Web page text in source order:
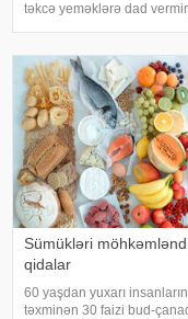
təkcə yeməklərə dad
tərkibindəki vitaminlər,
və antioksidantlar
Sümükləri
qidalar
60 yaşdan yuxarı insanların
təxminən 30 faizi bud-